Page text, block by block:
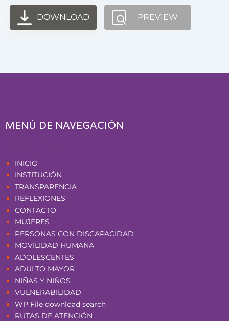
DOWNLOAD PREVIEW
MENÚ DE NAVEGACIÓN
INICIO
INSTITUCIÓN
TRANSPARENCIA
REFLEXIONES
CONTACTO
MUJERES
PERSONAS CON DISCAPACIDAD
MOVILIDAD HUMANA
ADOLESCENTES
ADULTO MAYOR
NIÑAS Y NIÑOS
VULNERABILIDAD
WP File download search
RUTAS DE ATENCIÓN